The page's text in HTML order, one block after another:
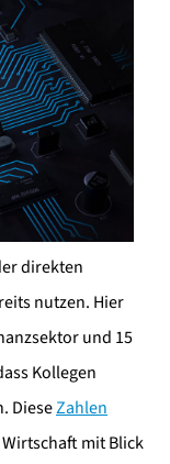
direkten
nutzen. Hier
und 15
Kollegen
DieseZahlen
mit Blick